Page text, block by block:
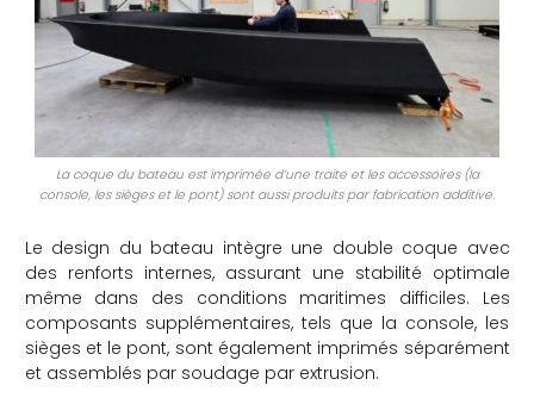
La coque du bateau est imprimée d’une traite et les accessoires (la
console, les sièges et le pont) sont aussi produits par fabrication additive.
Le design du bateau intègre une double coque avec
des renforts internes, assurant une stabilité optimale
même dans des conditions maritimes difficiles.
Les
composants supplémentaires, tels que la console, les
sièges et le pont, sont également imprimés séparément
et assemblés par soudage par extrusion.